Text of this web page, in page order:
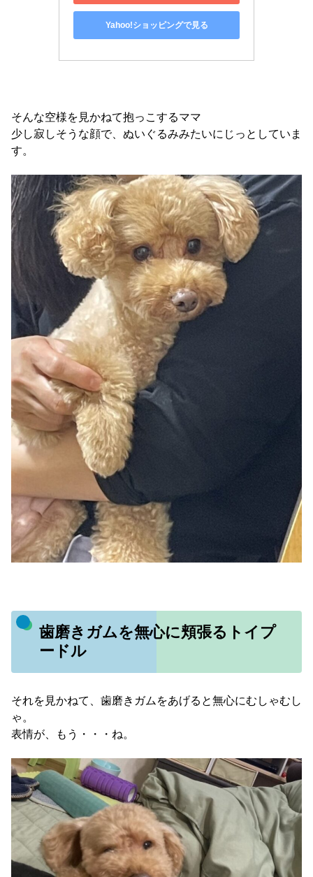
Yahoo!ショッピングで見る
そんな空様を見かねて抱っこするママ
少し寂しそうな顔で、ぬいぐるみみたいにじっとしていま
す。
歯磨きガムを無心に頬張るトイプ
ードル
それを見かねて、歯磨きガムをあげると無心にむしゃむし
ゃ。
表情が、もう・・・ね。